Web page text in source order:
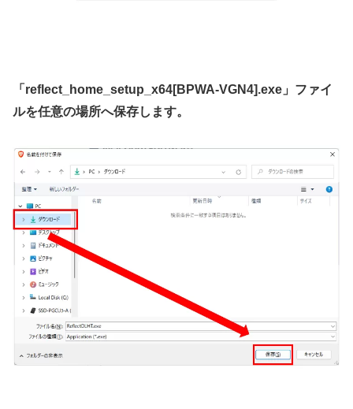
「reflect_home_setup_x64[BPWA-VGN4].exe」ファイ
ルを任意の場所へ保存します。